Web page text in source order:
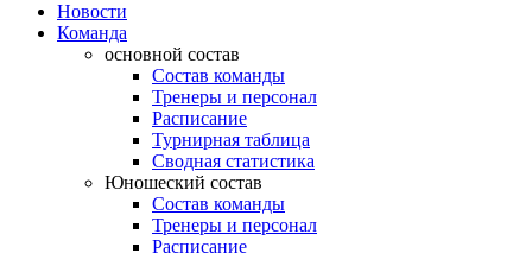
Новости
Команда
основной состав
Состав команды
Тренеры и персонал
Расписание
Турнирная таблица
Сводная статистика
Юношеский состав
Состав команды
Тренеры и персонал
Расписание